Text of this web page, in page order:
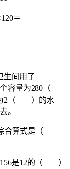
＝
生间用了
容量为280（
为2（ ）的水
。
综合算式是（
是12的（ ）